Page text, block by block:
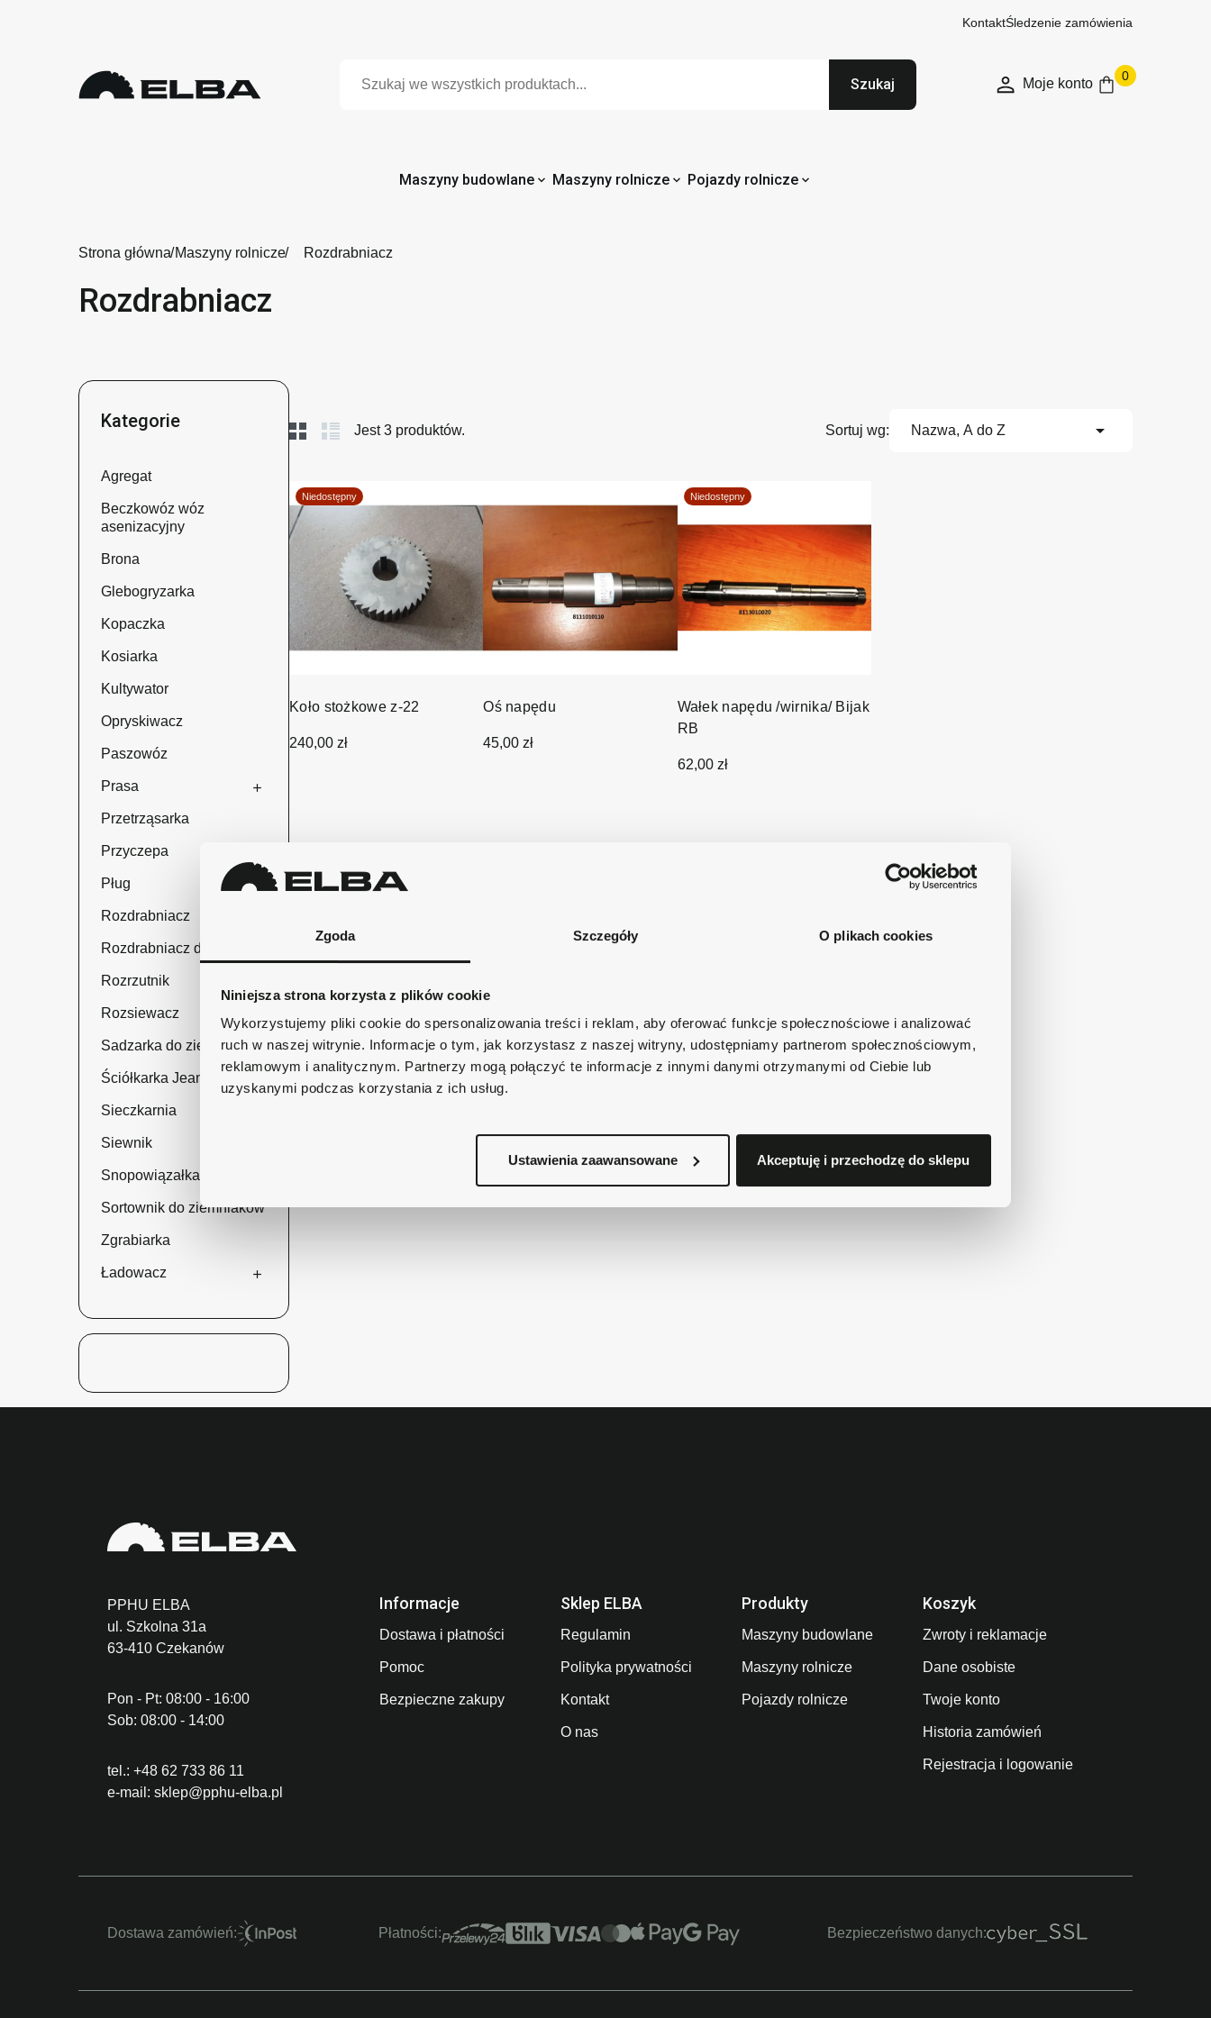
Zgoda Szczegóły O plikach cookies
Niniejsza strona korzysta z plików cookie
Wykorzystujemy pliki cookie do spersonalizowania treści i reklam, aby oferować funkcje społecznościowe i analizować
ruch w naszej witrynie. Informacje o tym, jak korzystasz z naszej witryny, udostępniamy partnerom społecznościowym,
reklamowym i analitycznym. Partnerzy mogą połączyć te informacje z innymi danymi otrzymanymi od Ciebie lub
uzyskanymi podczas korzystania z ich usług.
Ustawienia zaawansowane Akceptuję i przechodzę do sklepu
KontaktŚledzenie zamówienia
Szukaj Moje konto
0
Maszyny budowlane Maszyny rolnicze Pojazdy rolnicze
Strona główna Maszyny rolnicze Rozdrabniacz
Rozdrabniacz
Kategorie
Agregat
Beczkowóz wóz
asenizacyjny
Brona
Glebogryzarka
Kopaczka
Kosiarka
Kultywator
Opryskiwacz
Paszowóz
Prasa 
Przetrząsarka
Przyczepa
Pług
Rozdrabniacz
Rozdrabniacz do gałęzi
Rozrzutnik
Rozsiewacz
Sadzarka do ziemniaków
Ściółkarka Jeantil
Sieczkarnia
Siewnik
Snopowiązałka Warta
Sortownik do ziemniaków
Zgrabiarka
Ładowacz 
Jest 3 produktów. Sortuj wg: Nazwa, A do Z 
Niedostępny
Koło stożkowe z-22
240,00 zł
Oś napędu
45,00 zł
Niedostępny
Wałek napędu /wirnika/ Bijak
RB
62,00 zł
PPHU ELBA
ul. Szkolna 31a
63-410 Czekanów
Pon - Pt: 08:00 - 16:00
Sob: 08:00 - 14:00
tel.: +48 62 733 86 11
e-mail: sklep@pphu-elba.pl
Informacje
Dostawa i płatności
Pomoc
Bezpieczne zakupy
Sklep ELBA
Regulamin
Polityka prywatności
Kontakt
O nas
Produkty
Maszyny budowlane
Maszyny rolnicze
Pojazdy rolnicze
Koszyk
Zwroty i reklamacje
Dane osobiste
Twoje konto
Historia zamówień
Rejestracja i logowanie
Dostawa zamówień: Płatności: Bezpieczeństwo danych: